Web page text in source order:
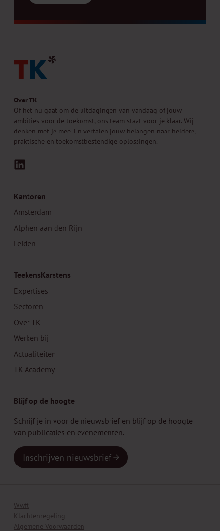
Over TK
Of het nu gaat om de uitdagingen van vandaag of jouw
ambities voor de toekomst, ons team staat voor je klaar. Wij
denken met je mee. En vertalen jouw belangen naar heldere,
praktische en toekomstbestendige oplossingen.
Kantoren
Amsterdam
Alphen aan den Rijn
Leiden
TeekensKarstens
Expertises
Sectoren
Over TK
Werken bij
Actualiteiten
TK Academy
Blijf op de hoogte
Schrijf je in voor de nieuwsbrief en blijf op de hoogte
van publicaties en evenementen.
Inschrijven nieuwsbrief
Wwft
Klachtenregeling
Algemene Voorwaarden